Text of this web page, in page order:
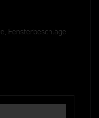
Fensterbeschläge